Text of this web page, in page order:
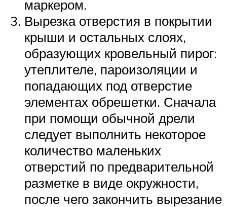
маркером.
Вырезка отверстия в покрытии
крыши и остальных слоях,
образующих кровельный пирог:
утеплителе, пароизоляции и
попадающих под отверстие
элементах обрешетки. Сначала
при помощи обычной дрели
следует выполнить некоторое
количество маленьких
отверстий по предварительной
разметке в виде окружности,
после чего закончить вырезание